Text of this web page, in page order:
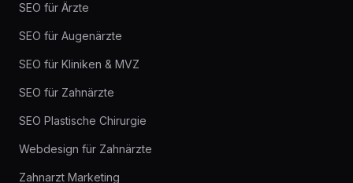
SEO für Ärzte
SEO für Augenärzte
SEO für Kliniken & MVZ
SEO für Zahnärzte
SEO Plastische Chirurgie
Webdesign für Zahnärzte
Zahnarzt Marketing